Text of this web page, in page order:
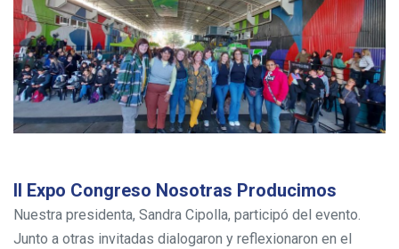
II Expo Congreso Nosotras Producimos
Nuestra presidenta, Sandra Cipolla, participó del evento.
Junto a otras invitadas dialogaron y reflexionaron en el